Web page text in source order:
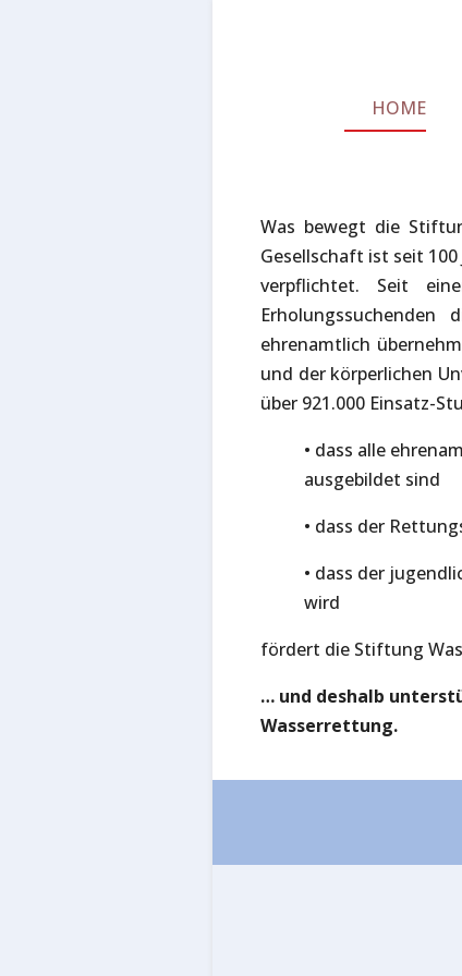
HOME
Was bewegt die
Gesellschaft ist seit
verpflichtet. Seit
ehrenamtlich
und der körperlichen
über 921.000 Einsatz-
• dass alle
ausgebildet sind
• dass der
• dass der
wird
fördert die Stiftung
… und deshalb
Wasserrettung.